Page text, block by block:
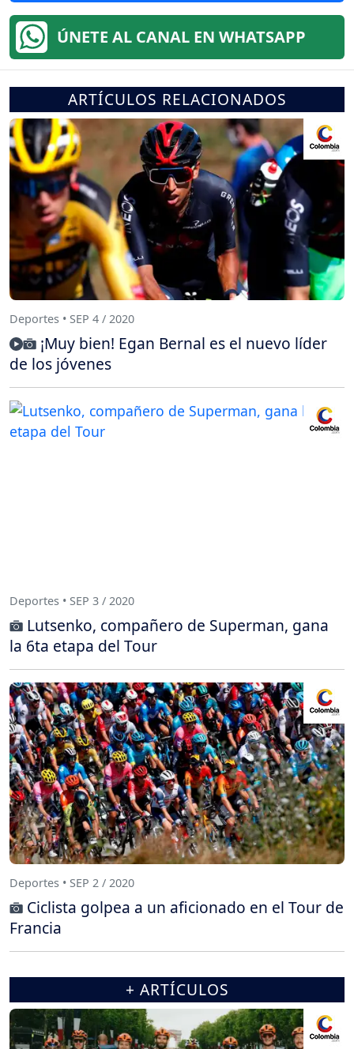
ÚNETE AL CANAL EN WHATSAPP
ARTÍCULOS RELACIONADOS
Deportes • SEP 4 / 2020
¡Muy bien! Egan Bernal es el nuevo líder
de los jóvenes
Deportes • SEP 3 / 2020
Lutsenko, compañero de Superman, gana
la 6ta etapa del Tour
Deportes • SEP 2 / 2020
Ciclista golpea a un aficionado en el Tour de
Francia
+ ARTÍCULOS